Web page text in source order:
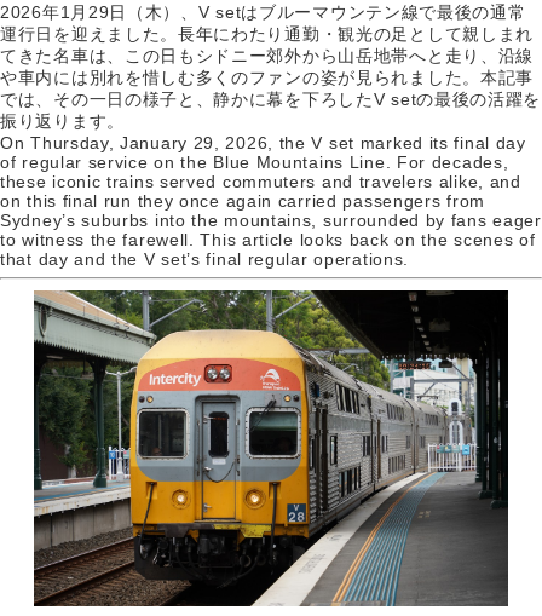
2026年1月29日（木）、V setはブルーマウンテン線で最後の通常
運行日を迎えました。長年にわたり通勤・観光の足として親しまれ
てきた名車は、この日もシドニー郊外から山岳地帯へと走り、沿線
や車内には別れを惜しむ多くのファンの姿が見られました。本記事
では、その一日の様子と、静かに幕を下ろしたV setの最後の活躍を
振り返ります。
On Thursday, January 29, 2026, the V set marked its final day
of regular service on the Blue Mountains Line. For decades,
these iconic trains served commuters and travelers alike, and
on this final run they once again carried passengers from
Sydney’s suburbs into the mountains, surrounded by fans eager
to witness the farewell. This article looks back on the scenes of
that day and the V set’s final regular operations.